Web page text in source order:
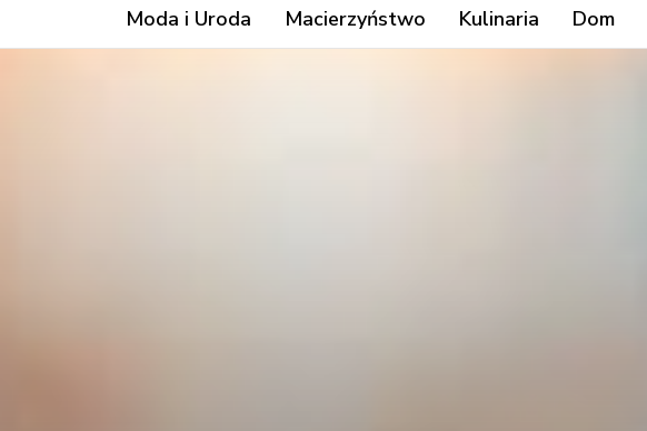
Moda i Uroda Macierzyństwo Kulinaria Dom